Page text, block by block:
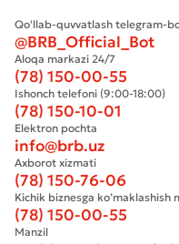
Qo'llab-quvvatlash telegram-
@BRB_Official_Bot
Aloqa markazi 24/7
(78) 150-00-55
Ishonch telefoni (9:00-18:00)
(78) 150-10-01
Elektron pochta
info@brb.uz
Axborot xizmati
(78) 150-76-06
Kichik biznesga
(78) 150-00-55
Manzil